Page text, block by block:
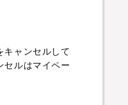
キャンセルして
セルはマイペー